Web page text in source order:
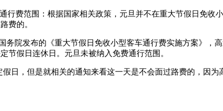
行费范围：根据国家相关政策，元旦并不在重大节假日免收
费的。
院发布的《重大节假日免收小型客车通行费实施方案》，
节假日连休日。元旦未被纳入免费通行范围。
日，但是就相关的通知来看这一天是不会面过路费的，因